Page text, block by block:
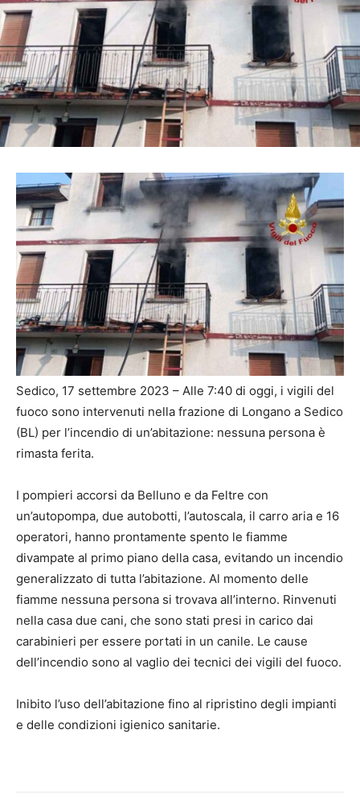
Sedico, 17 settembre 2023 – Alle 7:40 di oggi, i vigili del
fuoco sono intervenuti nella frazione di Longano a Sedico
(BL) per l’incendio di un’abitazione: nessuna persona è
rimasta ferita.
I pompieri accorsi da Belluno e da Feltre con
un’autopompa, due autobotti, l’autoscala, il carro aria e 16
operatori, hanno prontamente spento le fiamme
divampate al primo piano della casa, evitando un incendio
generalizzato di tutta l’abitazione. Al momento delle
fiamme nessuna persona si trovava all’interno. Rinvenuti
nella casa due cani, che sono stati presi in carico dai
carabinieri per essere portati in un canile. Le cause
dell’incendio sono al vaglio dei tecnici dei vigili del fuoco.
Inibito l’uso dell’abitazione fino al ripristino degli impianti
e delle condizioni igienico sanitarie.